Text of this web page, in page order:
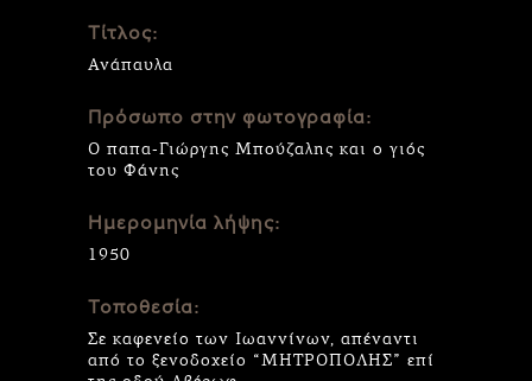
Τίτλος:
Ανάπαυλα
Πρόσωπο στην φωτογραφία:
Ο παπα-Γιώργης Μπούζαλης και ο γιός
του Φάνης
Ημερομηνία λήψης:
1950
Τοποθεσία:
Σε καφενείο των Ιωαννίνων, απέναντι
από το ξενοδοχείο “ΜΗΤΡΟΠΟΛΗΣ” επί